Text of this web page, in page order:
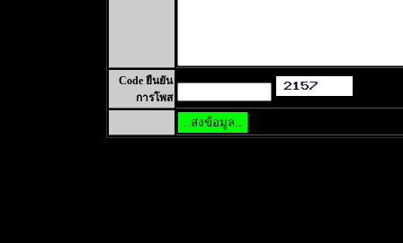
Code ยืนยัน
การโพส